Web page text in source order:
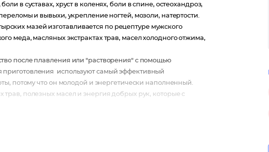
в суставах, хруст в коленях, боли в спине, остеохандроз,
и вывыхи, укрепление ногтей, мозоли, натертости.
мазей изготавливается по рецептуре мужского
меда, масляных экстрактах трав, масел холодного отжима,
после плавления или "растворения" с помощью
приготовления используют самый эффективный
потому что он молодой и энергетически наполненный.
полезных масел и энергия добрых рук, которые с